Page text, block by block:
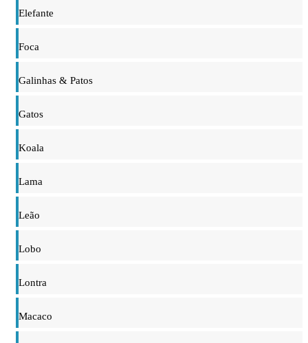
Elefante
Foca
Galinhas & Patos
Gatos
Koala
Lama
Leão
Lobo
Lontra
Macaco